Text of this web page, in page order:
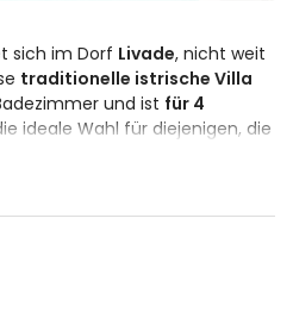
sich im Dorf Livade, nicht weit
traditionelle istrische Villa
und ist für 4
ideale Wahl für diejenigen, die
möchten, weit weg